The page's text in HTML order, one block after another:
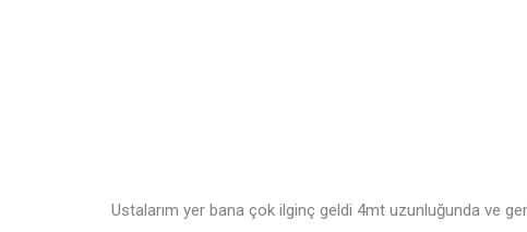
Ustalarım yer bana çok ilginç geldi 4mt uzunluğunda ve